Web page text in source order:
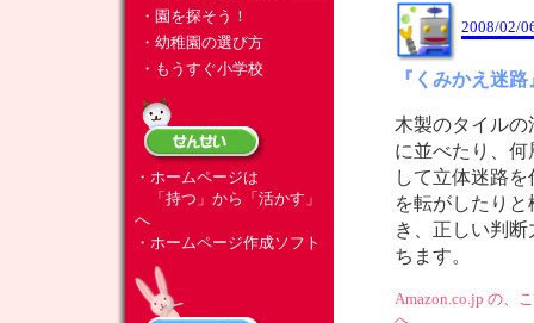
・園を探そう！
・幼稚園の選び方
・もうすぐ小学校
・ホームページは
「持つ」から「活かす」
へ
・ホームページ作成ソフト
2008/02/
『くみかえ迷路
木製のタイル
に並べたり、
して立体迷路
を転がしたり
き、正しい判
ちます。
Amazon.co.jp の、